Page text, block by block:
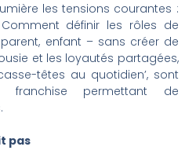
les tensions courantes :
définir les rôles de
enfant – sans créer de
et les loyautés partagées,
têtes au quotidien’, sont
franchise permettant de
pas